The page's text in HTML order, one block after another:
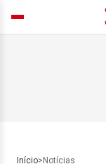
Início> Notícias